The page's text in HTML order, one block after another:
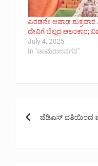
ಎರಡನೇ ಆಷಾಢ ಶುಕ್ರವಾರ
ದೇವಿಗೆ ಬೆಲ್ಲದ ಆಲಂಕಾರ;
July 4, 2025
In "ಚಾಮರಾಜನಗರ"
navigation
ಜೆಡಿಎಸ್ ವತಿಯಿಂದ